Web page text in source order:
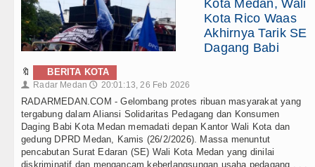
Kota Medan, Wali
Kota Rico Waas
Akhirnya Tarik SE
Dagang Babi
🔖 BERITA KOTA
👤 Radar Medan 🕔 20:01:13, 26 Feb 2026
RADARMEDAN.COM - Gelombang protes ribuan masyarakat yang
tergabung dalam Aliansi Solidaritas Pedagang dan Konsumen
Daging Babi Kota Medan memadati depan Kantor Wali Kota dan
gedung DPRD Medan, Kamis (26/2/2026). Massa menuntut
pencabutan Surat Edaran (SE) Wali Kota Medan yang dinilai
diskriminatif dan mengancam keberlangsungan usaha pedagang . . .